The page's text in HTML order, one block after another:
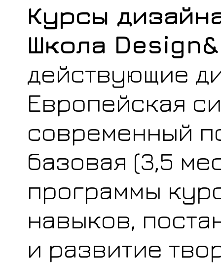
Курсы
Школа
действующие
Европейская
современный
базовая (3,5
программы
навыков,
и развитие